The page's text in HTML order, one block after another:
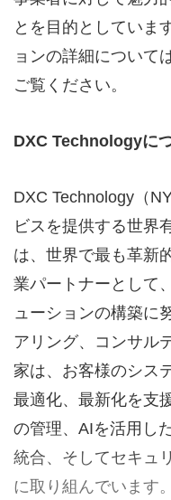
とを目的としていま
ョンの詳細については
ご覧ください。
DXC Technologyに
DXC Technology（
ビスを提供する世界
は、世界で最も革新
業パートナーとして
ューションの構築に
アリング、コンサル
家は、お客様のシス
最適化、最新化を支
の管理、AIを活用し
統合、そしてセキュ
に取り組んでいます